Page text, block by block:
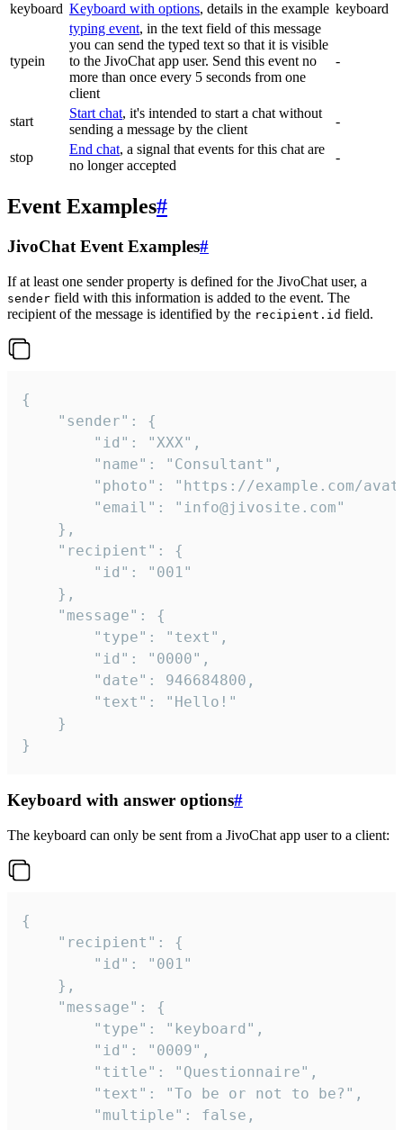
keyboard Keyboard with options, details in the example keyboard
typein
typing event, in the text field of this message
you can send the typed text so that it is visible
to the JivoChat app user. Send this event no
more than once every 5 seconds from one
client
-
start
Start chat, it's intended to start a chat without
sending a message by the client
-
stop
End chat, a signal that events for this chat are
no longer accepted
-
Event Examples#
JivoChat Event Examples#
If at least one sender property is defined for the JivoChat user, a
sender field with this information is added to the event. The
recipient of the message is identified by the recipient.id field.
{
}
Keyboard with answer options#
The keyboard can only be sent from a JivoChat app user to a client:
{